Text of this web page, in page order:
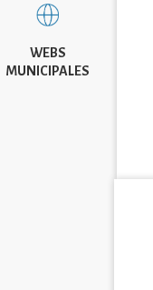
WEBS
MUNICIPALES